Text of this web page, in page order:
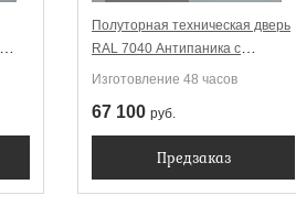
Полуторная техническая дверь
RAL 7040 Антипаника с
широким стеклопакетом
Изготовление 48 часов
67 100 руб.
Предзаказ